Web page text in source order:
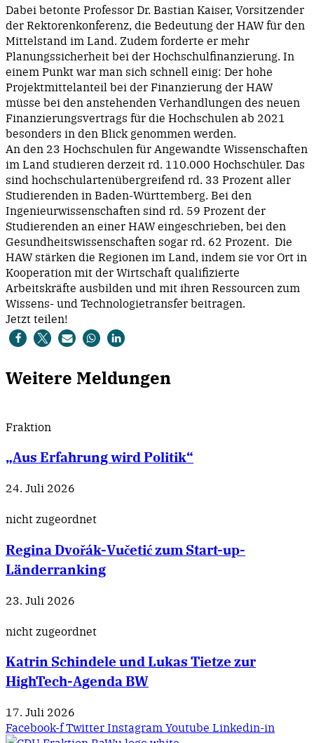
Dabei betonte Professor Dr. Bastian Kaiser, Vorsitzender
der Rektorenkonferenz, die Bedeutung der HAW für den
Mittelstand im Land. Zudem forderte er mehr
Planungssicherheit bei der Hochschulfinanzierung. In
einem Punkt war man sich schnell einig: Der hohe
Projektmittelanteil bei der Finanzierung der HAW
müsse bei den anstehenden Verhandlungen des neuen
Finanzierungsvertrags für die Hochschulen ab 2021
besonders in den Blick genommen werden.
An den 23 Hochschulen für Angewandte Wissenschaften
im Land studieren derzeit rd. 110.000 Hochschüler. Das
sind hochschulartenübergreifend rd. 33 Prozent aller
Studierenden in Baden-Württemberg. Bei den
Ingenieurwissenschaften sind rd. 59 Prozent der
Studierenden an einer HAW eingeschrieben, bei den
Gesundheitswissenschaften sogar rd. 62 Prozent. Die
HAW stärken die Regionen im Land, indem sie vor Ort in
Kooperation mit der Wirtschaft qualifizierte
Arbeitskräfte ausbilden und mit ihren Ressourcen zum
Wissens- und Technologietransfer beitragen.
Jetzt teilen!
Weitere Meldungen
Fraktion
„Aus Erfahrung wird Politik“
24. Juli 2026
nicht zugeordnet
Regina Dvořák-Vučetić zum Start-up-
Länderranking
23. Juli 2026
nicht zugeordnet
Katrin Schindele und Lukas Tietze zur
HighTech-Agenda BW
17. Juli 2026
Facebook-fTwitterInstagram Youtube Linkedin-in